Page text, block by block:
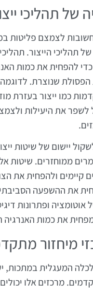
של תהליכי
לצמצם פליטות
תהליכי הייצור.
להפחית את כמות
הפסולת שנוצרת.
כמו ייצור בעזרת
לשפר את היעילות
יישום של שיטות
ממוחזרים. שיטות
קיימים ולהפחית את
את ההשפעה
ופתרונות
את כמות
מיחזור
המעגלית במתכות,
מרכזים אלו